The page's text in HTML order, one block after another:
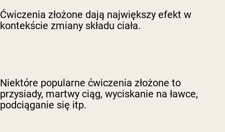
Ćwiczenia złożone dają największy efekt w
kontekście zmiany składu ciała.
Niektóre popularne ćwiczenia złożone to
przysiady, martwy ciąg, wyciskanie na ławce,
podciąganie się itp.